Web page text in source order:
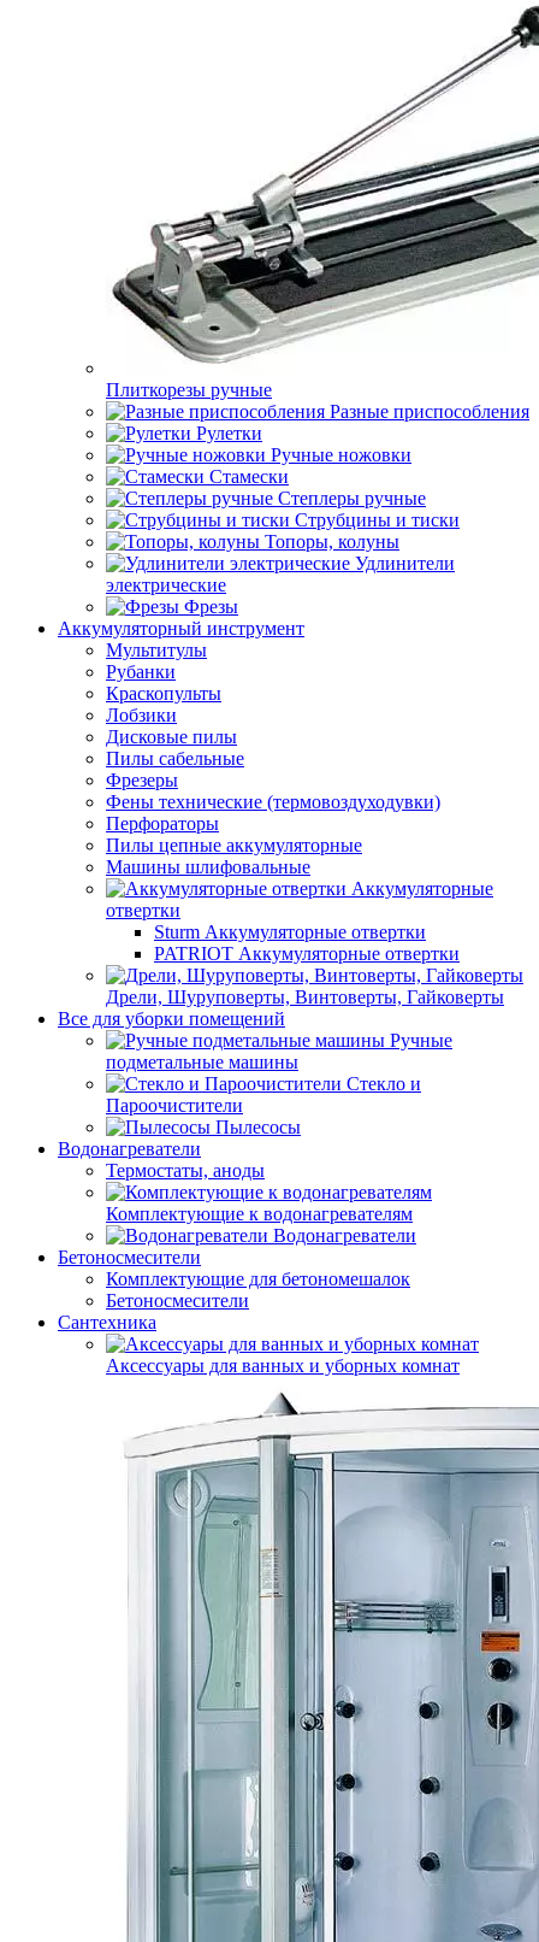
Плиткорезы ручные
Разные приспособления
Рулетки
Ручные ножовки
Стамески
Степлеры ручные
Струбцины и тиски
Топоры, колуны
Удлинители
электрические
Фрезы
Аккумуляторный инструмент
Мультитулы
Рубанки
Краскопульты
Лобзики
Дисковые пилы
Пилы сабельные
Фрезеры
Фены технические (термовоздуходувки)
Перфораторы
Пилы цепные аккумуляторные
Машины шлифовальные
Аккумуляторные
отвертки
Sturm Аккумуляторные отвертки
PATRIOT Аккумуляторные отвертки
Дрели, Шуруповерты, Винтоверты, Гайковерты
Все для уборки помещений
Ручные
подметальные машины
Стекло и
Пароочистители
Пылесосы
Водонагреватели
Термостаты, аноды
Комплектующие к водонагревателям
Водонагреватели
Бетоносмесители
Комплектующие для бетономешалок
Бетоносмесители
Сантехника
Аксессуары для ванных и уборных комнат